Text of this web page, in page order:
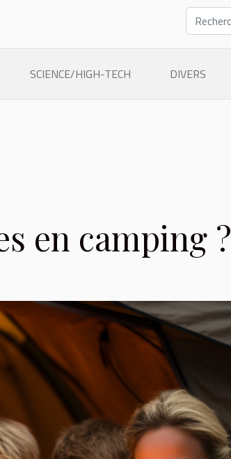
SCIENCE/HIGH-TECH DIVERS
en camping ?